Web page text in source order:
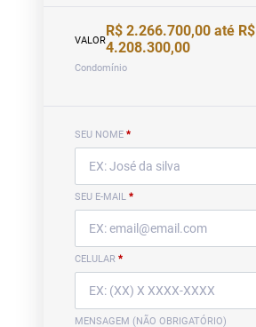
VALOR
R$ 2.266.700,00 até R$
4.208.300,00
Condomínio
SEU NOME *
SEU E-MAIL *
CELULAR *
MENSAGEM (NÃO OBRIGATÓRIO)